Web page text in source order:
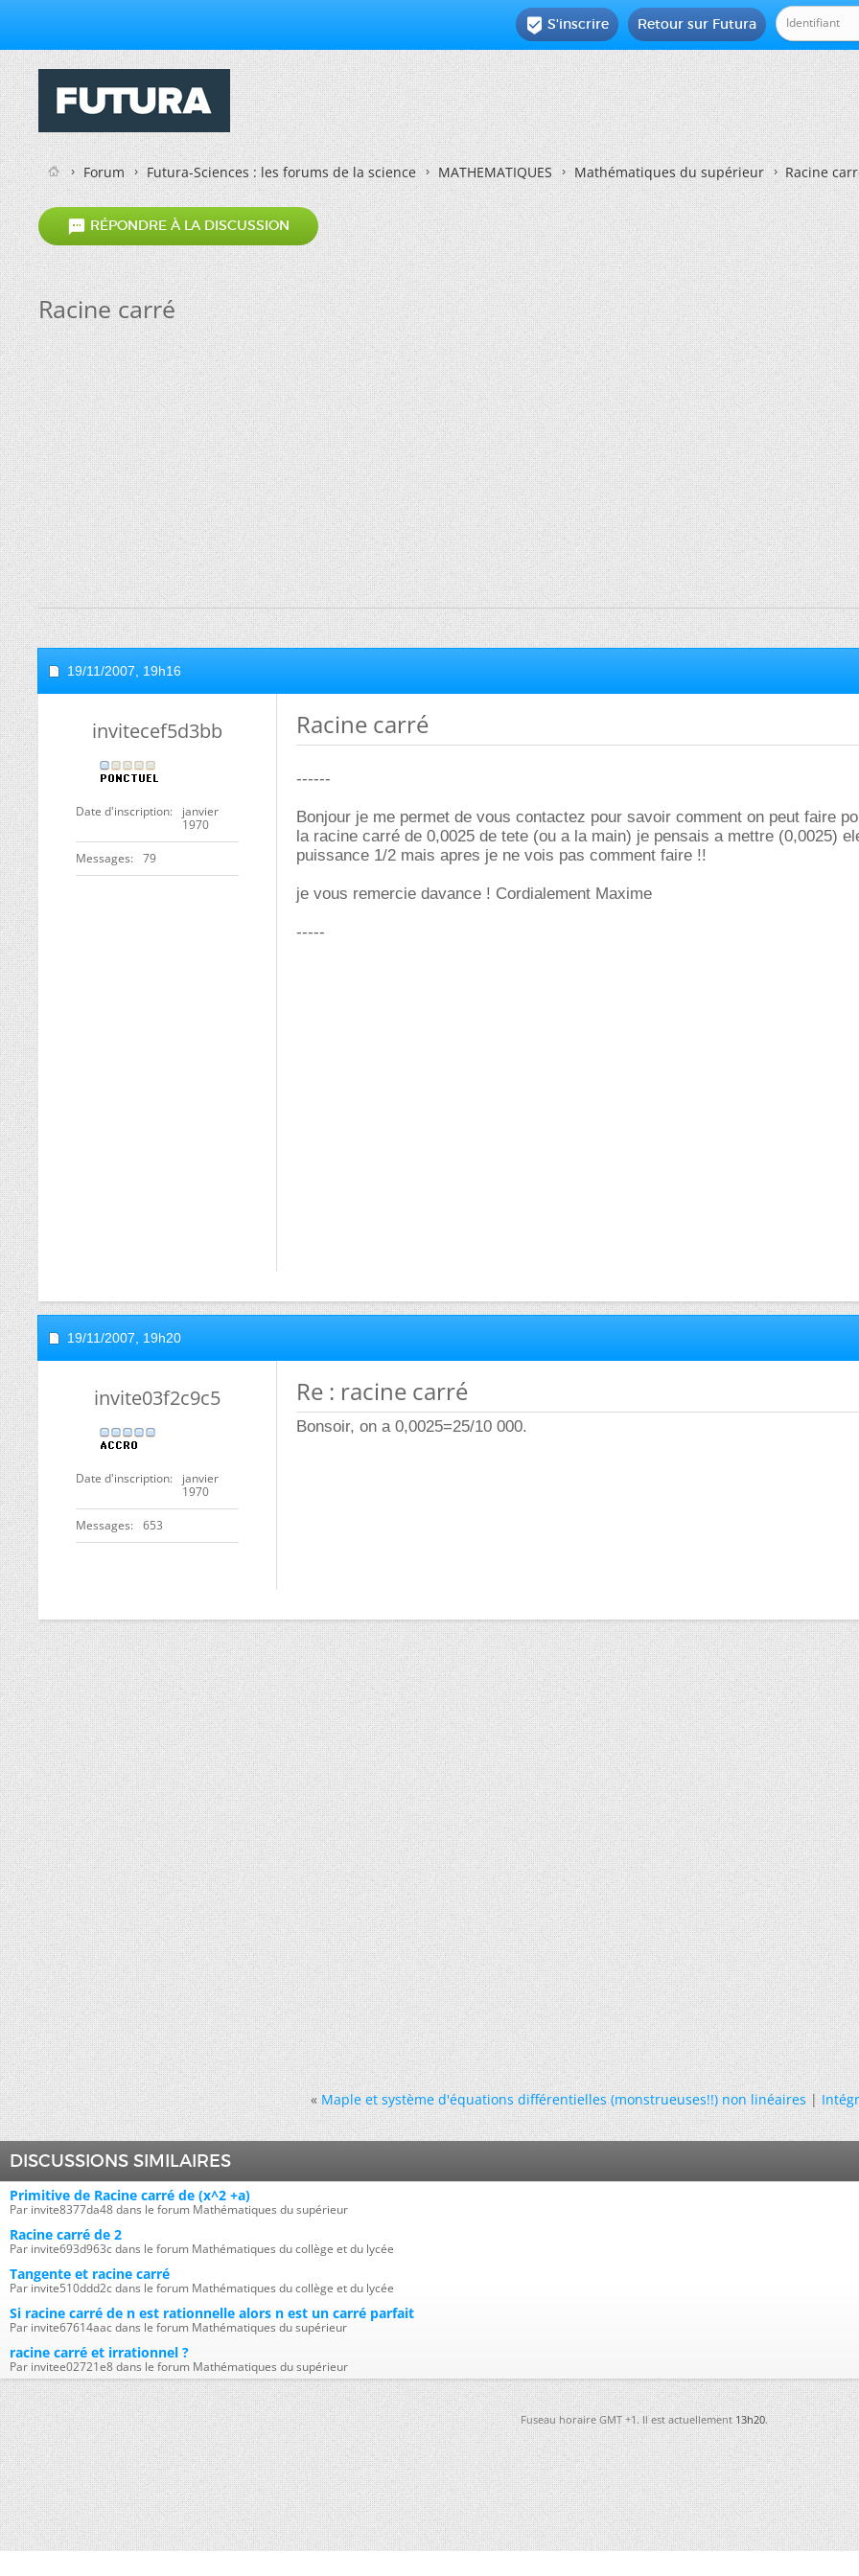
Retour sur Futura
 S'inscrire
Forum Futura-Sciences : les forums de la science MATHEMATIQUES Mathématiques du supérieur Racine
 RÉPONDRE À LA DISCUSSION
Racine carré
19/11/2007, 19h16
invitecef5d3bb
Date d'inscription
janvier
1970
Messages 79
Racine carré
------
Bonjour je me permet de vous contactez pour savoir comment on peut faire
la racine carré de 0,0025 de tete (ou a la main) je pensais a mettre (0,0025)
puissance 1/2 mais apres je ne vois pas comment faire !!
je vous remercie davance ! Cordialement Maxime
-----
19/11/2007, 19h20
invite03f2c9c5
Date d'inscription
janvier
1970
Messages 653
Re : racine carré
Bonsoir, on a 0,0025=25/10 000.
« Maple et système d'équations différentielles (monstrueuses!!) non linéaires|
DISCUSSIONS SIMILAIRES
Primitive de Racine carré de (x^2 +a)
Par invite8377da48 dans le forum Mathématiques du supérieur
Racine carré de 2
Par invite693d963c dans le forum Mathématiques du collège et du lycée
Tangente et racine carré
Par invite510ddd2c dans le forum Mathématiques du collège et du lycée
Si racine carré de n est rationnelle alors n est un carré parfait
Par invite67614aac dans le forum Mathématiques du supérieur
racine carré et irrationnel ?
Par invitee02721e8 dans le forum Mathématiques du supérieur
Fuseau horaire GMT +1. Il est actuellement13h20.